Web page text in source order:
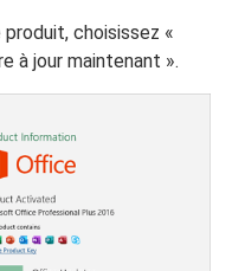
choisissez «
à jour maintenant ».